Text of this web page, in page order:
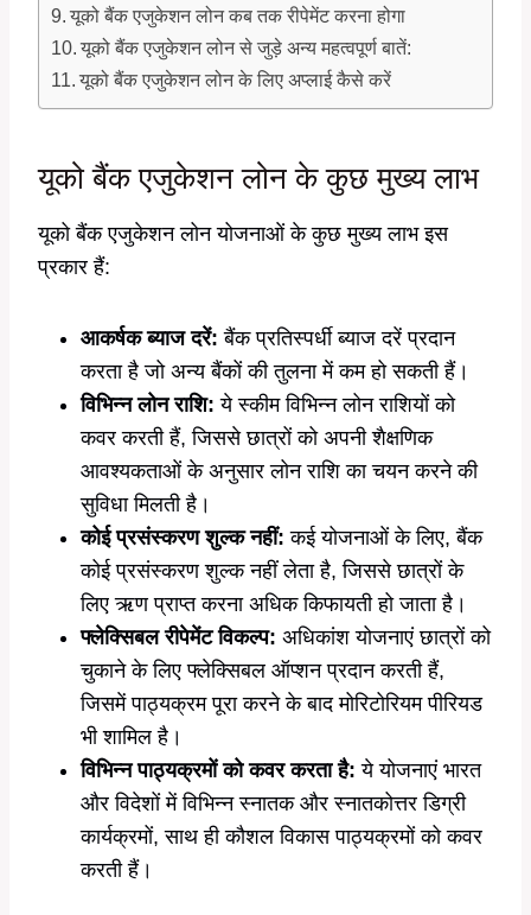
यूको बैंक एजुकेशन लोन कब तक रीपेमेंट करना होगा
यूको बैंक एजुकेशन लोन से जुड़े अन्य महत्वपूर्ण बातें:
यूको बैंक एजुकेशन लोन के लिए अप्लाई कैसे करें
यूको बैंक एजुकेशन लोन के कुछ मुख्य लाभ
यूको बैंक एजुकेशन लोन योजनाओं के कुछ मुख्य लाभ इस
प्रकार हैं:
आकर्षक ब्याज दरें: बैंक प्रतिस्पर्धी ब्याज दरें प्रदान
करता है जो अन्य बैंकों की तुलना में कम हो सकती हैं।
विभिन्न लोन राशि: ये स्कीम विभिन्न लोन राशियों को
कवर करती हैं, जिससे छात्रों को अपनी शैक्षणिक
आवश्यकताओं के अनुसार लोन राशि का चयन करने की
सुविधा मिलती है।
कोई प्रसंस्करण शुल्क नहीं: कई योजनाओं के लिए, बैंक
कोई प्रसंस्करण शुल्क नहीं लेता है, जिससे छात्रों के
लिए ऋण प्राप्त करना अधिक किफायती हो जाता है।
फ्लेक्सिबल रीपेमेंट विकल्प: अधिकांश योजनाएं छात्रों को
चुकाने के लिए फ्लेक्सिबल ऑप्शन प्रदान करती हैं,
जिसमें पाठ्यक्रम पूरा करने के बाद मोरिटोरियम पीरियड
भी शामिल है।
विभिन्न पाठ्यक्रमों को कवर करता है: ये योजनाएं भारत
और विदेशों में विभिन्न स्नातक और स्नातकोत्तर डिग्री
कार्यक्रमों, साथ ही कौशल विकास पाठ्यक्रमों को कवर
करती हैं।